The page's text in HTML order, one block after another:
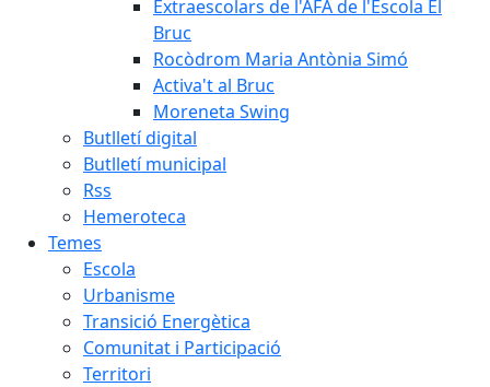
Extraescolars de l'AFA de l'Escola El
Bruc
Rocòdrom Maria Antònia Simó
Activa't al Bruc
Moreneta Swing
Butlletí digital
Butlletí municipal
Rss
Hemeroteca
Temes
Escola
Urbanisme
Transició Energètica
Comunitat i Participació
Territori